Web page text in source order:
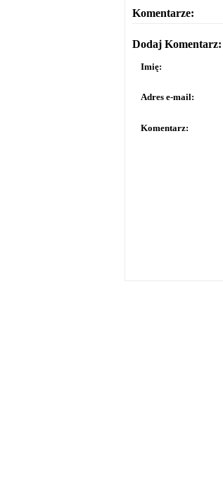
Komentarze:
Dodaj Komentarz:
Imię:
Adres e-mail:
Komentarz: